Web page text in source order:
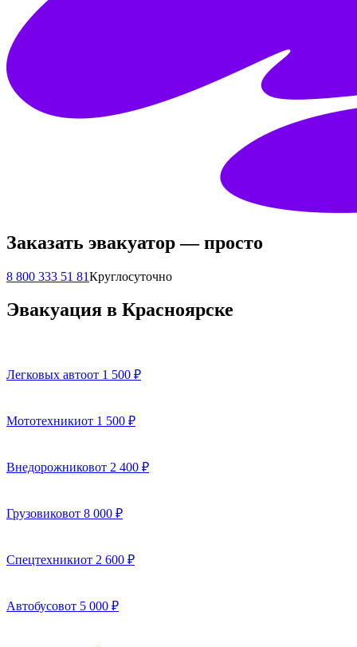
Заказать эвакуатор — просто
8 800 333 51 81Круглосуточно
Эвакуация в Красноярске
Легковых автоот 1 500 ₽
Мототехникиот 1 500 ₽
Внедорожниковот 2 400 ₽
Грузовиковот 8 000 ₽
Спецтехникиот 2 600 ₽
Автобусовот 5 000 ₽